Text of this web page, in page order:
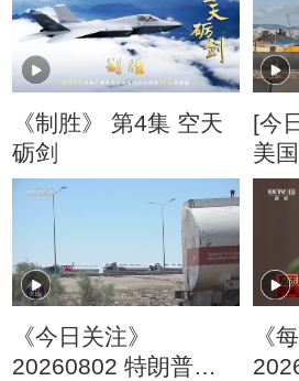
《制胜》 第4集 空天
砺剑
[今
美
了？
《今日关注》
20260802 特朗普叫
《